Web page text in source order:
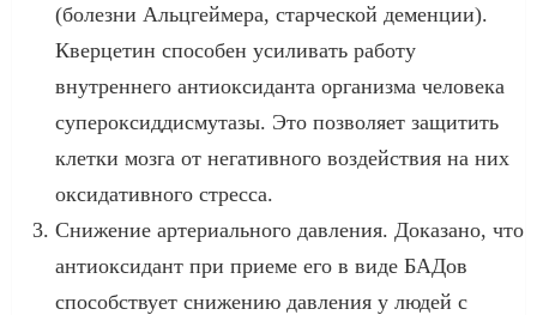
(болезни Альцгеймера, старческой деменции).
Кверцетин способен усиливать работу
внутреннего антиоксиданта организма человека
супероксиддисмутазы. Это позволяет защитить
клетки мозга от негативного воздействия на них
оксидативного стресса.
Снижение артериального давления. Доказано, что
антиоксидант при приеме его в виде БАДов
способствует снижению давления у людей с